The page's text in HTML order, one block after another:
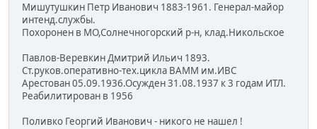
Мишутушкин Петр Иванович 1883-1961. Генерал-майор
интенд.службы.
Похоронен в МО,Солнечногорский р-н, клад.Никольское
Павлов-Веревкин Дмитрий Ильич 1893.
Ст.руков.оперативно-тех.цикла ВАММ им.ИВС
Арестован 05.09.1936.Осужден 31.08.1937 к 3 годам ИТЛ.
Реабилитирован в 1956
Поливко Георгий Иванович - никого не нашел !